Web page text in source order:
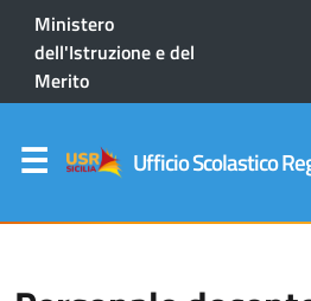
Ministero
dell'Istruzione e del
Merito
Ufficio Scolastico